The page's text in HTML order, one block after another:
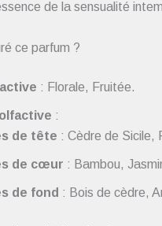
de la sensualité
ce parfum ?
: Florale, Fruitée.
:
de tête : Cèdre de Sicile,
de cœur : Bambou,
de fond : Bois de cèdre,